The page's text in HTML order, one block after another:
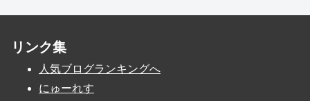
リンク集
人気ブログランキングへ
にゅーれす